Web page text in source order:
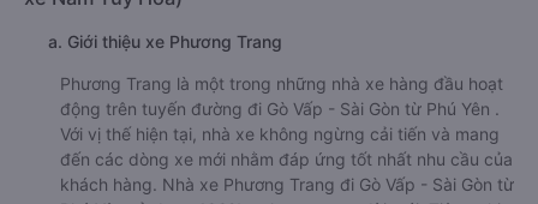
a. Giới thiệu xe Phương Trang
Phương Trang là một trong những nhà xe hàng đầu hoạt
động trên tuyến đường đi Gò Vấp - Sài Gòn từ Phú Yên .
Với vị thế hiện tại, nhà xe không ngừng cải tiến và mang
đến các dòng xe mới nhằm đáp ứng tốt nhất nhu cầu của
khách hàng. Nhà xe Phương Trang đi Gò Vấp - Sài Gòn từ